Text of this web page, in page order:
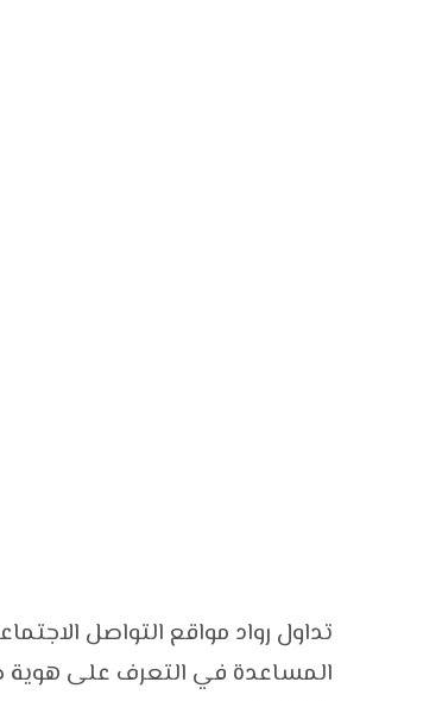
تداول رواد مواقع التواصل
المساعدة في التعرف على